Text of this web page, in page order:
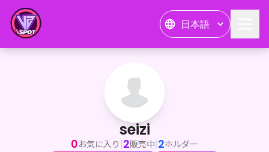
日本語
seizi
seizi
0お気に入り |2販売中|2ホルダー